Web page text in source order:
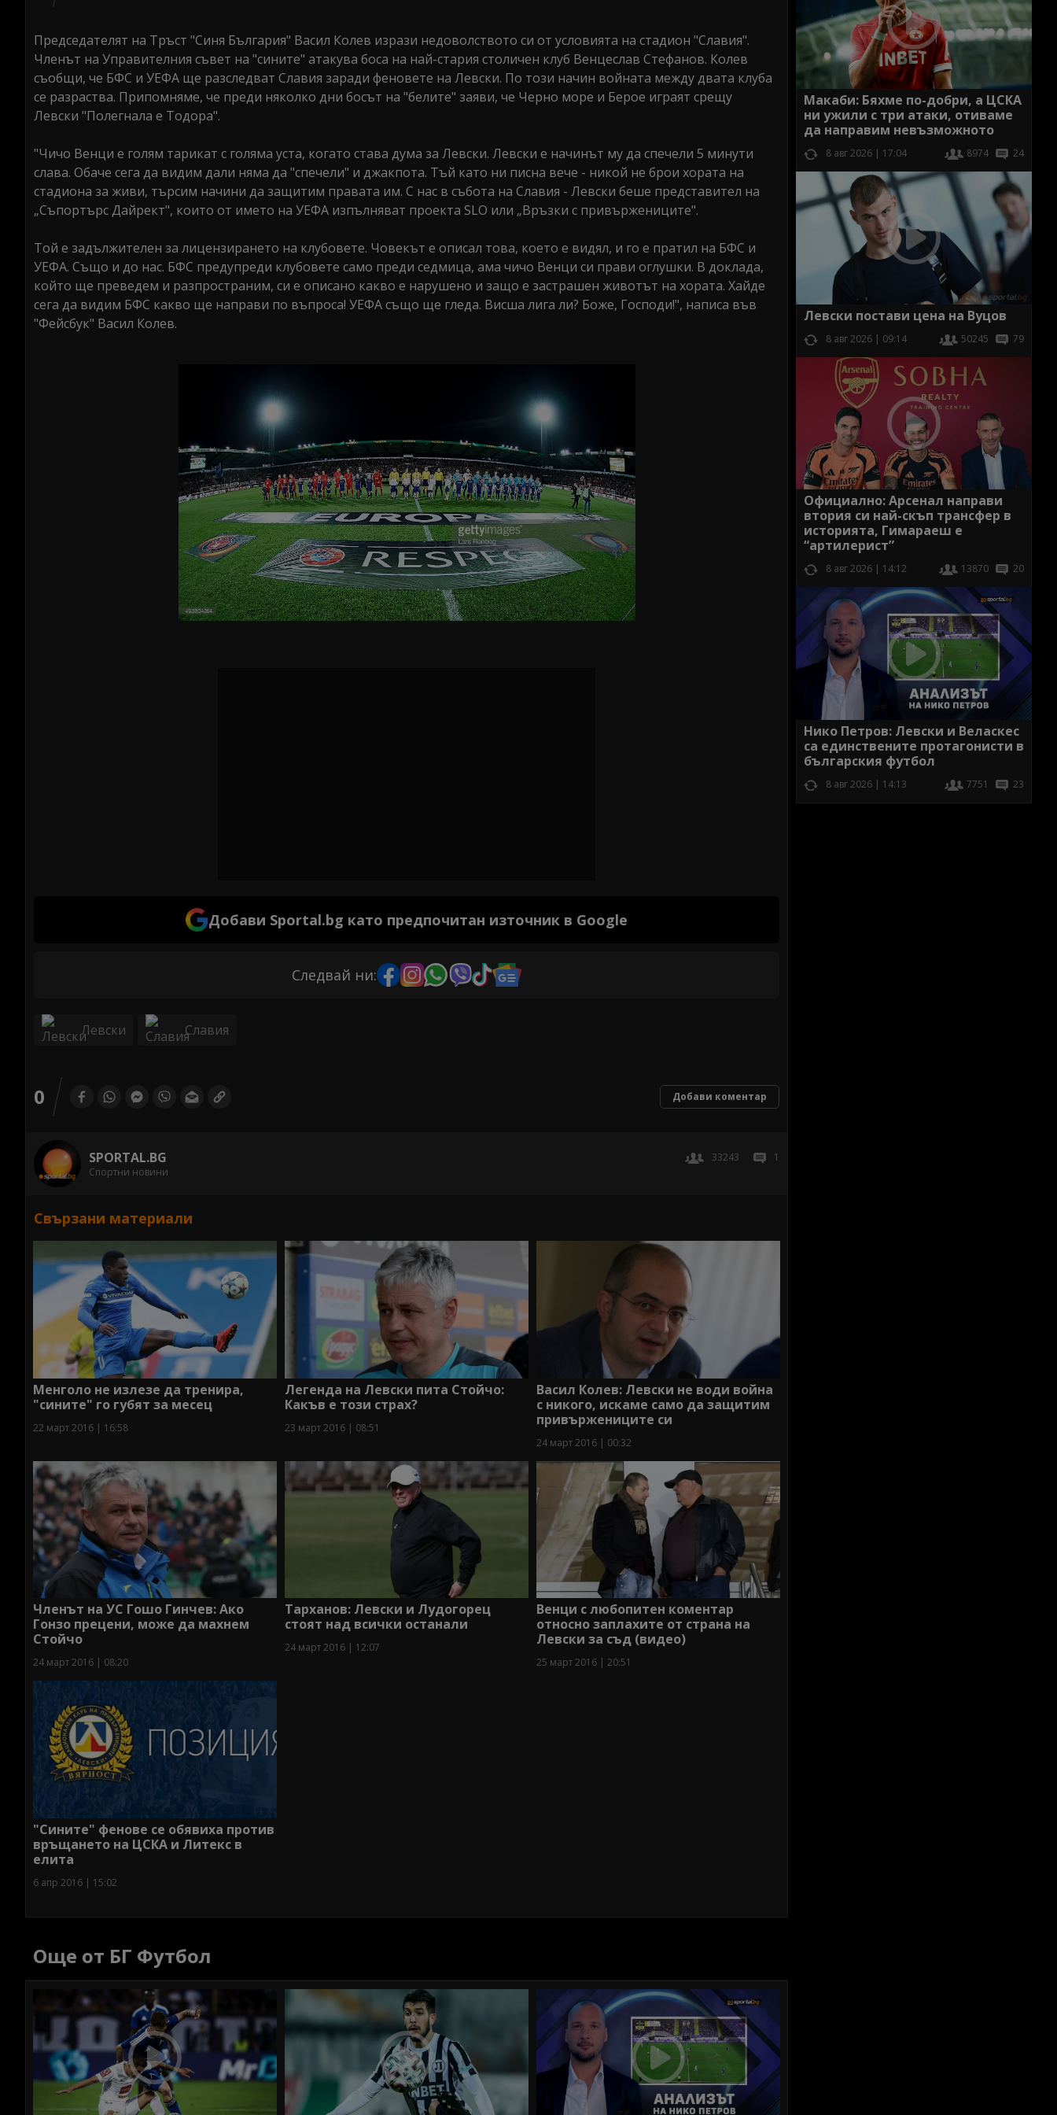
Председателят на Тръст "Синя България" Васил Колев изрази недоволството си от условията на стадион "Славия".
Членът на Управителния съвет на "сините" атакува боса на най-стария столичен клуб Венцеслав Стефанов. Колев
съобщи, че БФС и УЕФА ще разследват Славия заради феновете на Левски. По този начин войната между двата клуба
се разраства. Припомняме, че преди няколко дни босът на "белите" заяви, че Черно море и Берое играят срещу
Левски "Полегнала е Тодора".
"Чичо Венци е голям тарикат с голяма уста, когато става дума за Левски. Левски е начинът му да спечели 5 минути
слава. Обаче сега да видим дали няма да "спечели" и джакпота. Тъй като ни писна вече - никой не брои хората на
стадиона за живи, търсим начини да защитим правата им. С нас в събота на Славия - Левски беше представител на
„Съпортърс Дайрект", които от името на УЕФА изпълняват проекта SLO или „Връзки с привържениците".
Той е задължителен за лицензирането на клубовете. Човекът е описал това, което е видял, и го е пратил на БФС и
УЕФА. Също и до нас. БФС предупреди клубовете само преди седмица, ама чичо Венци си прави оглушки. В доклада,
който ще преведем и разпространим, си е описано какво е нарушено и защо е застрашен животът на хората. Хайде
сега да видим БФС какво ще направи по въпроса! УЕФА също ще гледа. Висша лига ли? Боже, Господи!", написа във
"Фейсбук" Васил Колев.
Добави Sportal.bg като предпочитан източник в Google
Следвай ни:
Левски Славия
0 Добави коментар
SPORTAL.BG
Спортни новини
33243 1
Свързани материали
Менголо не излезе да тренира,
"сините" го губят за месец
22 март 2016 | 16:58
Легенда на Левски пита Стойчо:
Какъв е този страх?
23 март 2016 | 08:51
Васил Колев: Левски не води война
с никого, искаме само да защитим
привържениците си
24 март 2016 | 00:32
Членът на УС Гошо Гинчев: Ако
Гонзо прецени, може да махнем
Стойчо
24 март 2016 | 08:20
Тарханов: Левски и Лудогорец
стоят над всички останали
24 март 2016 | 12:07
Венци с любопитен коментар
относно заплахите от страна на
Левски за съд (видео)
25 март 2016 | 20:51
"Сините" фенове се обявиха против
връщането на ЦСКА и Литекс в
елита
6 апр 2016 | 15:02
Още от БГ Футбол
Макаби: Бяхме по-добри, а ЦСКА
ни ужили с три атаки, отиваме
да направим невъзможното
8 авг 2026 | 17:04 8974 24
Левски постави цена на Вуцов
8 авг 2026 | 09:14 50245 79
Официално: Арсенал направи
втория си най-скъп трансфер в
историята, Гимараеш е
“артилерист”
8 авг 2026 | 14:12 13870 20
Нико Петров: Левски и Веласкес
са единствените протагонисти в
българския футбол
8 авг 2026 | 14:13 7751 23